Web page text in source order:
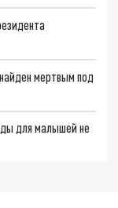
мертвым под
для малышей не